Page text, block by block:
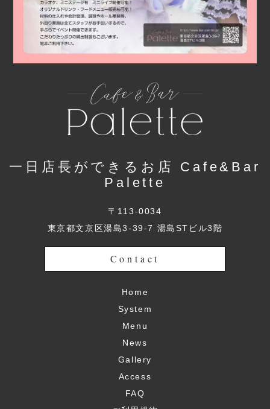
一日店長ができるお店 Cafe&Bar
Palette
〒113-0034
東京都文京区湯島3-39-7 湯島STビル3階
Contact
Home
System
Menu
News
Gallery
Access
FAQ